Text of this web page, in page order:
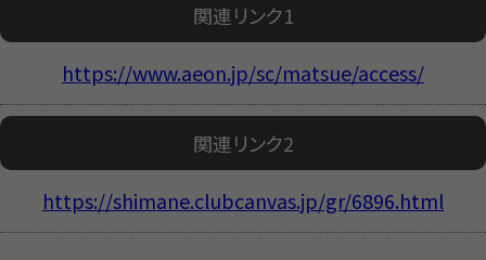
関連リンク1
https://www.aeon.jp/sc/matsue/access/
関連リンク2
https://shimane.clubcanvas.jp/gr/6896.html